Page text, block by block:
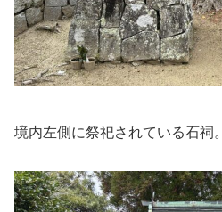
境内左側に祭祀されている石祠。